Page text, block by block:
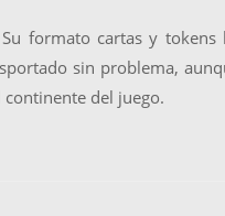
formato cartas y tokens
sin problema,
del juego.